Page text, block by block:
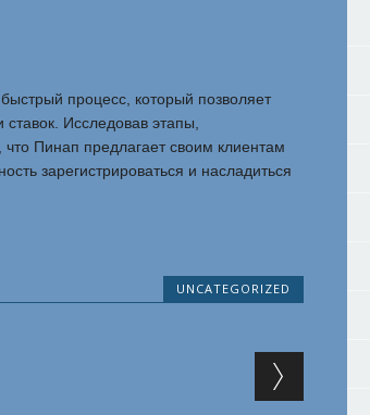
процесс, который позволяет
Исследовав этапы,
Пинап предлагает своим клиентам
зарегистрироваться и насладиться
UNCATEGORIZED